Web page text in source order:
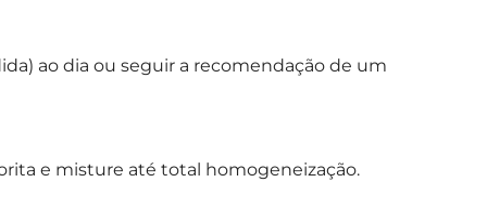
ao dia ou seguir a recomendação de um
e misture até total homogeneização.